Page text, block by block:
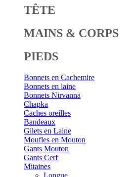
TÊTE
MAINS & CORPS
PIEDS
Bonnets en Cachemire
Bonnets en laine
Bonnets Nirvanna
Chapka
Caches oreilles
Bandeaux
Gilets en Laine
Moufles en Mouton
Gants Mouton
Gants Cerf
Mitaines